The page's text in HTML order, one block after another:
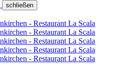
schließen